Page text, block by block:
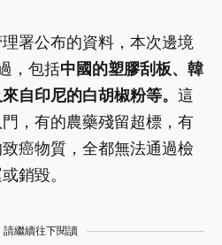
署公布的資料，本次邊境
，包括中國的塑膠刮板、韓
自印尼的白胡椒粉等。 這
，有的農藥殘留超標，有
癌物質，全都無法通過檢
銷毀。
繼續往下閱讀